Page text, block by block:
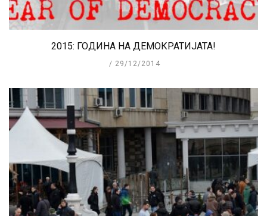
2015: ГОДИНА НА ДЕМОКРАТИЈАТА!
29/12/2014